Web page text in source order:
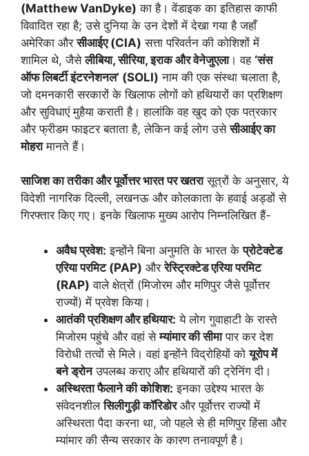
(Matthew VanDyke) का है। वेंडाइक का इतिहास काफी
विवादित रहा है; उसे दुनिया के उन देशों में देखा गया है जहाँ
अमेरिका औरसीआईए (CIA) सत्ता परिवर्तन की कोशिशों में
शामिल थे, जैसेलीबिया, सीरिया, इराक और वेनेजुएला। वह ‘संस
ऑफ लिबर्टी इंटरनेशनल’ (SOLI) नाम की एक संस्था चलाता है,
जो दमनकारी सरकारों के खिलाफ लोगों को हथियारों का प्रशिक्षण
और सुविधाएं मुहैया कराती है। हालांकि वह खुद को एक पत्रकार
और फ्रीडम फाइटर बताता है, लेकिन कई लोग उसेसीआईए का
मोहरामानते हैं।
साजिश का तरीका और पूर्वोत्तर भारत पर खतरासूत्रों के अनुसार, ये
विदेशी नागरिक दिल्ली, लखनऊ और कोलकाता के हवाई अड्डों से
गिरफ्तार किए गए। इनके खिलाफ मुख्य आरोप निम्नलिखित हैं-
अवैध प्रवेश: इन्होंने बिना अनुमति के भारत केप्रोटेक्टेड
एरिया परमिट (PAP) औररेस्ट्रिक्टेड एरिया परमिट
(RAP) वाले क्षेत्रों (मिजोरम और मणिपुर जैसे पूर्वोत्तर
राज्यों) में प्रवेश किया।
आतंकी प्रशिक्षण और हथियार: ये लोग गुवाहाटी के रास्ते
मिजोरम पहुंचे और वहां सेम्यांमार की सीमापार कर देश
विरोधी तत्वों से मिले। वहां इन्होंने विद्रोहियों कोयूरोप में
बने ड्रोनउपलब्ध कराए और हथियारों की ट्रेनिंग दी।
अस्थिरता फैलाने की कोशिश: इनका उद्देश्य भारत के
संवेदनशीलसिलीगुड़ी कॉरिडोरऔर पूर्वोत्तर राज्यों में
अस्थिरता पैदा करना था, जो पहले से ही मणिपुर हिंसा और
म्यांमार की सैन्य सरकार के कारण तनावपूर्ण है।